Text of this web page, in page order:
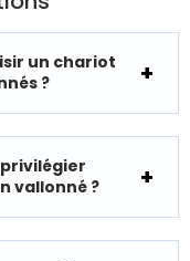
un chariot
?
vallonné ?